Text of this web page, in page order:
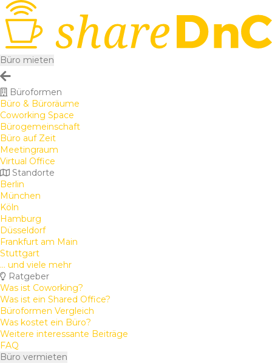
Büro mieten
Büroformen
Büro & Büroräume
Coworking Space
Bürogemeinschaft
Büro auf Zeit
Meetingraum
Virtual Office
Standorte
Berlin
München
Köln
Hamburg
Düsseldorf
Frankfurt am Main
Stuttgart
... und viele mehr
Ratgeber
Was ist Coworking?
Was ist ein Shared Office?
Büroformen Vergleich
Was kostet ein Büro?
Weitere interessante Beiträge
FAQ
Büro vermieten